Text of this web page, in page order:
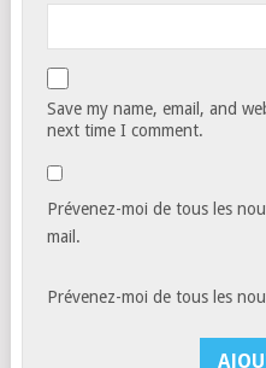
Save my name, email, and
next time I comment.
Prévenez-moi de tous les
mail.
Prévenez-moi de tous les